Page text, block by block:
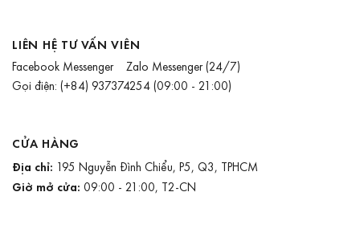
LIÊN HỆ TƯ VẤN VIÊN
Facebook Messenger Zalo Messenger(24/7)
Gọi điện: (+84) 937374254(09:00 - 21:00)
CỬA HÀNG
Địa chỉ: 195 Nguyễn Đình Chiểu, P5, Q3, TPHCM
Giờ mở cửa: 09:00 - 21:00, T2-CN